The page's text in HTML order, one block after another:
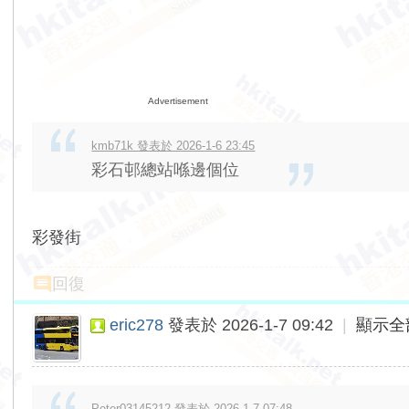
Advertisement
kmb71k 發表於 2026-1-6 23:45
彩石邨總站喺邊個位
彩發街
回復
eric278 發表於 2026-1-7 09:42 顯示